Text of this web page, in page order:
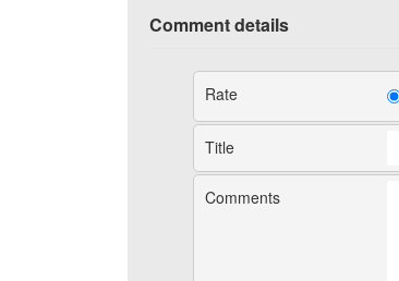
Comment details
Rate
Title
Comments